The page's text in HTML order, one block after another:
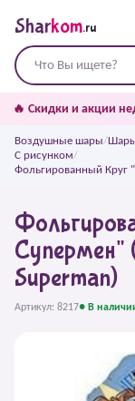
Sharkom.ru
🔥 Скидки и акции
Воздушные шары/
С рисунком/
Фольгированный Круг
Супермен"
Superman)
Артикул: 8217● В